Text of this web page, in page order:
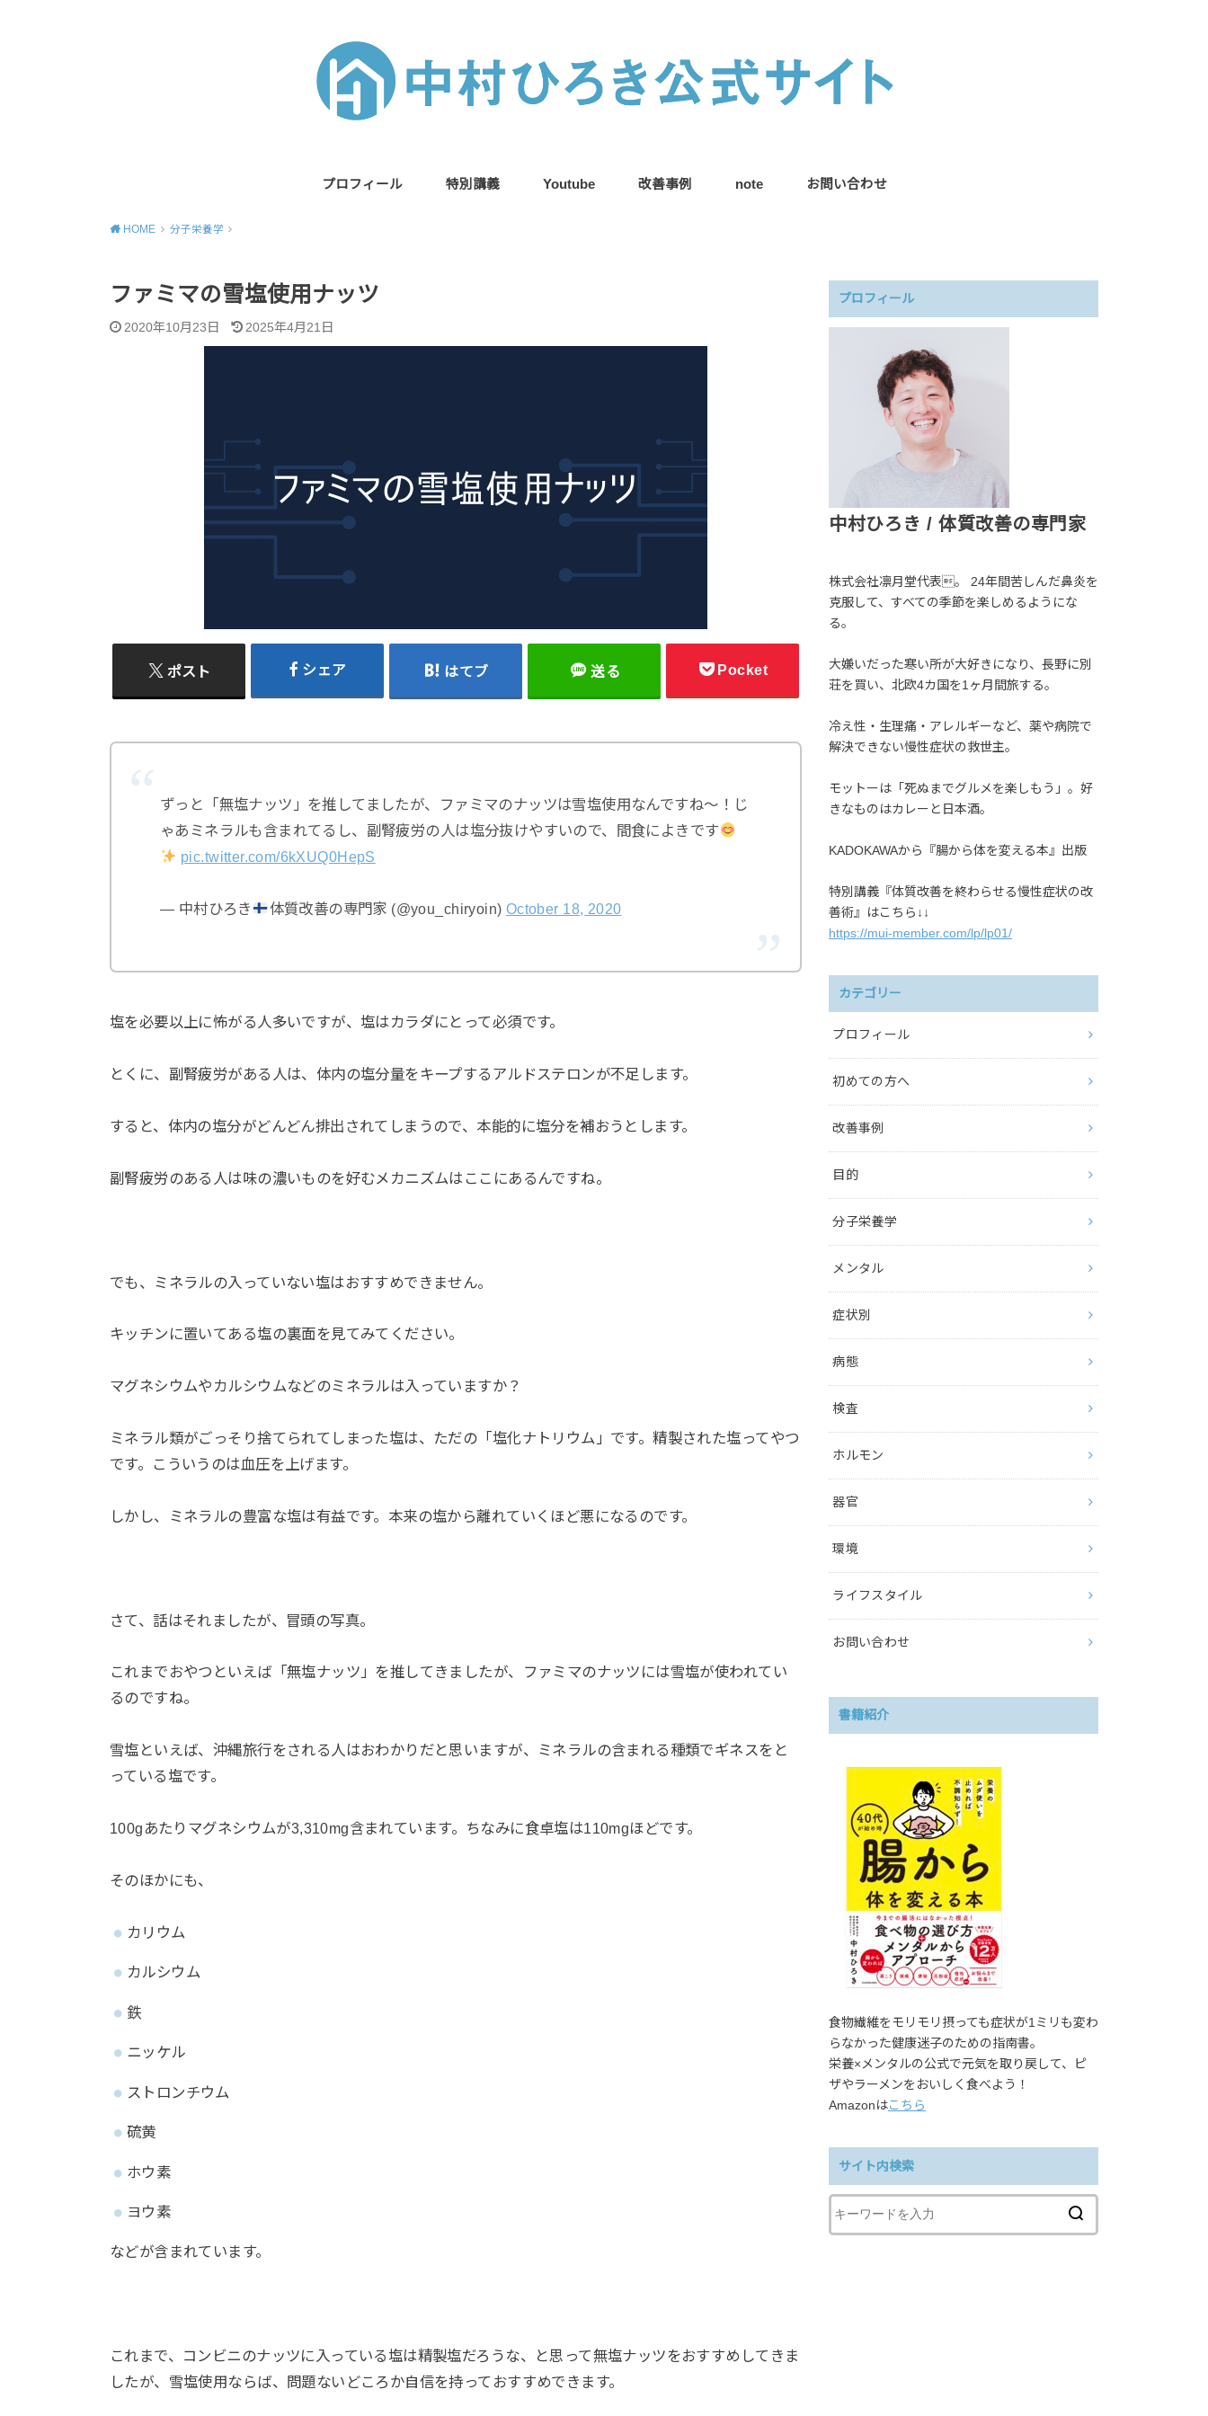
プロフィール 特別講義 Youtube 改善事例 note お問い合わせ
HOME 分子栄養学
ファミマの雪塩使用ナッツ
2020年10月23日 2025年4月21日
ポスト シェア はてブ 送る Pocket
ずっと「無塩ナッツ」を推してましたが、ファミマのナッツは雪塩使用なんですね〜！じ
ゃあミネラルも含まれてるし、副腎疲労の人は塩分抜けやすいので、間食によきです
pic.twitter.com/6kXUQ0HepS
— 中村ひろき 体質改善の専門家 (@you_chiryoin) October 18, 2020
塩を必要以上に怖がる人多いですが、塩はカラダにとって必須です。
とくに、副腎疲労がある人は、体内の塩分量をキープするアルドステロンが不足します。
すると、体内の塩分がどんどん排出されてしまうので、本能的に塩分を補おうとします。
副腎疲労のある人は味の濃いものを好むメカニズムはここにあるんですね。
でも、ミネラルの入っていない塩はおすすめできません。
キッチンに置いてある塩の裏面を見てみてください。
マグネシウムやカルシウムなどのミネラルは入っていますか？
ミネラル類がごっそり捨てられてしまった塩は、ただの「塩化ナトリウム」です。精製された塩ってやつ
です。こういうのは血圧を上げます。
しかし、ミネラルの豊富な塩は有益です。本来の塩から離れていくほど悪になるのです。
さて、話はそれましたが、冒頭の写真。
これまでおやつといえば「無塩ナッツ」を推してきましたが、ファミマのナッツには雪塩が使われてい
るのですね。
雪塩といえば、沖縄旅行をされる人はおわかりだと思いますが、ミネラルの含まれる種類でギネスをと
っている塩です。
100gあたりマグネシウムが3,310mg含まれています。ちなみに食卓塩は110mgほどです。
そのほかにも、
カリウム
カルシウム
鉄
ニッケル
ストロンチウム
硫黄
ホウ素
ヨウ素
などが含まれています。
これまで、コンビニのナッツに入っている塩は精製塩だろうな、と思って無塩ナッツをおすすめしてきま
したが、雪塩使用ならば、問題ないどころか自信を持っておすすめできます。
プロフィール
中村ひろき / 体質改善の専門家
株式会社凛月堂代表。 24年間苦しんだ鼻炎を
克服して、すべての季節を楽しめるようにな
る。
大嫌いだった寒い所が大好きになり、長野に別
荘を買い、北欧4カ国を1ヶ月間旅する。
冷え性・生理痛・アレルギーなど、薬や病院で
解決できない慢性症状の救世主。
モットーは「死ぬまでグルメを楽しもう」。好
きなものはカレーと日本酒。
KADOKAWAから『腸から体を変える本』出版
特別講義『体質改善を終わらせる慢性症状の改
善術』はこちら↓↓
https://mui-member.com/lp/lp01/
カテゴリー
プロフィール
初めての方へ
改善事例
目的
分子栄養学
メンタル
症状別
病態
検査
ホルモン
器官
環境
ライフスタイル
お問い合わせ
書籍紹介
食物繊維をモリモリ摂っても症状が1ミリも変わ
らなかった健康迷子のための指南書。
栄養×メンタルの公式で元気を取り戻して、ピ
ザやラーメンをおいしく食べよう！
Amazonはこちら
サイト内検索